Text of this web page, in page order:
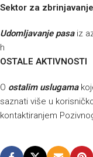
Sektor za
Udomljavanje pasaiz
h
OSTALE AKTIVNOSTI
O ostalim uslugama
saznati više u
kontaktiranjem